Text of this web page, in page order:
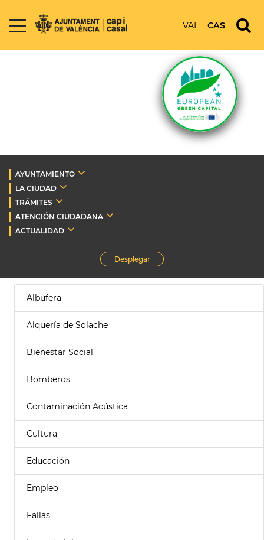
VAL CAS
AYUNTAMIENTO
LA CIUDAD
TRÁMITES
ATENCIÓN CIUDADANA
ACTUALIDAD
Desplegar
Albufera
Alquería de Solache
Bienestar Social
Bomberos
Contaminación Acústica
Cultura
Educación
Empleo
Fallas